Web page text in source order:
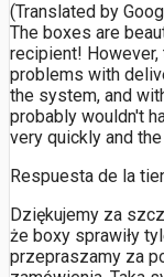
(Translated by
The boxes are
recipient!
problems with
the system, and
probably wouldn't
very quickly and
Respuesta de la
Dziękujemy za
że boxy sprawiły
przepraszamy za